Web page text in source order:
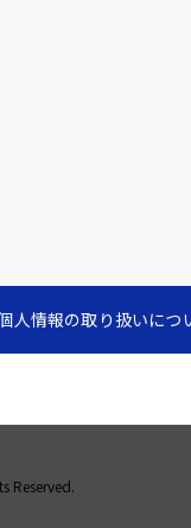
人情報の取り扱いにつ
Reserved.